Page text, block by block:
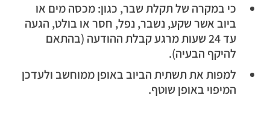
כי במקרה של תקלת שבר, כגון: מכסה מים או
ביוב אשר שקע, נשבר, נפל, חסר או בולט, הגעה
עד 24 שעות מרגע קבלת ההודעה (בהתאם
להיקף הבעיה).
למפות את תשתית הביוב באופן ממוחשב ולעדכן
המיפוי באופן שוטף.